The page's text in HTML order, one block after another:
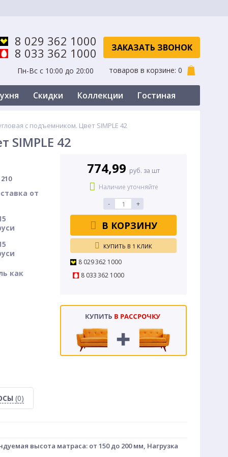
8 029 362 1000
8 033 362 1000
Пн-Вс с 10:00 до 20:00
ЗАКАЗАТЬ ЗВОНОК
товаров в корзине: 0
Скидки Коллекции
Гостиная
с подъемником. Цвет SIMPLE 42
SIMPLE 42
774,99 руб. за шт
Наличие уточняйте
- +
В КОРЗИНУ
КУПИТЬ В 1 КЛИК
8 029 362 1000
8 033 362 1000
от
как
(0)
высота матраса: от 150 до 200 мм, Нагрузка